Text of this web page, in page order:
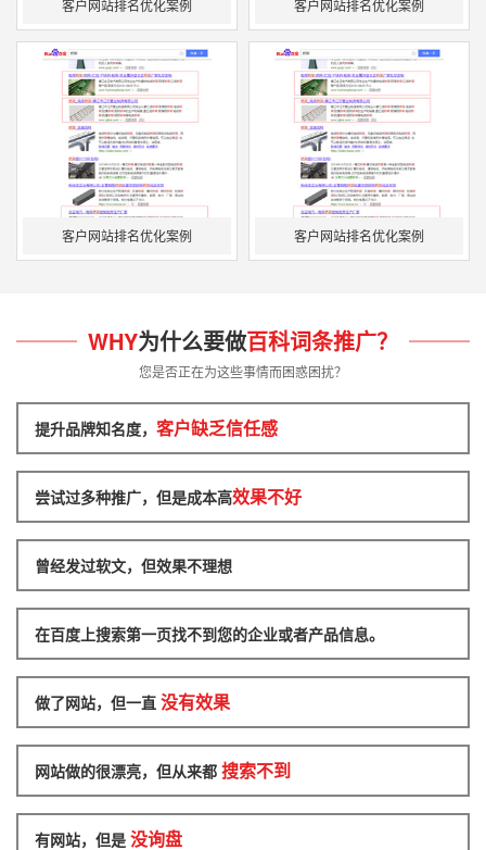
客户网站排名优化案例 客户网站排名优化案例
客户网站排名优化案例 客户网站排名优化案例
WHY为什么要做百科词条推广？
您是否正在为这些事情而困惑困扰？
提升品牌知名度， 客户缺乏信任感
尝试过多种推广，但是成本高效果不好
曾经发过软文，但效果不理想
在百度上搜索第一页找不到您的企业或者产品信息。
做了网站，但一直 没有效果
网站做的很漂亮，但从来都 搜索不到
有网站，但是 没询盘